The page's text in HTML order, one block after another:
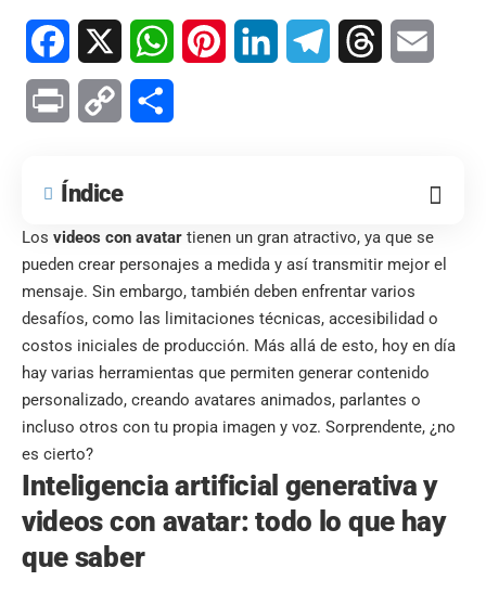
Facebook WhatsAppPinterest LinkedIn TelegramThreads
Print Copy
Índice
Los videos con avatar tienen un gran atractivo, ya que se
pueden crear personajes a medida y así transmitir mejor el
mensaje. Sin embargo, también deben enfrentar varios
desafíos, como las limitaciones técnicas, accesibilidad o
costos iniciales de producción. Más allá de esto, hoy en día
hay varias herramientas que permiten generar contenido
personalizado, creando avatares animados, parlantes o
incluso otros con tu propia imagen y voz. Sorprendente, ¿no
es cierto?
Inteligencia artificial generativa y
videos con avatar: todo lo que hay
que saber